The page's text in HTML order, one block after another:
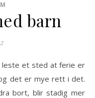
barn
leste et sted at ferie er
det er mye rett i det.
bort, blir stadig mer